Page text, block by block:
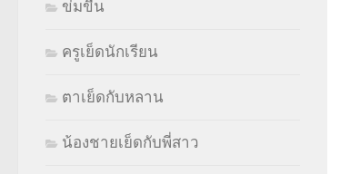
ข่มขืน
ครูเย็ดนักเรียน
ตาเย็ดกับหลาน
น้องชายเย็ดกับพี่สาว